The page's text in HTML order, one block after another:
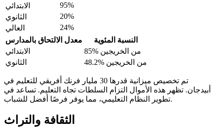
الابتدائي
95%
الثانوي
20%
العالي
24%
معدل الالتحاق بالمدارس
النسبة المئوية
الابتدائي
85% من الخريجين
الثانوي
48.2% من الخريجين
تم تخصيص ميزانية قدرها 30 مليار فرنك أفريقي للتعليم في
أبيدجان. تظهر هذه الأموال التزام السلطات تجاه التعليم. تساعد في
تطوير النظام التعليمي، مما يوفر فرصًا أفضل للشباب.
الثقافة والتراث